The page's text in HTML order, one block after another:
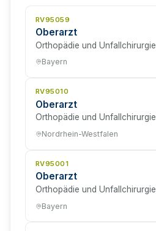
RV95059
Oberarzt
Orthopädie und Unfallchirurgie
Bayern
RV95010
Oberarzt
Orthopädie und Unfallchirurgie
Nordrhein-Westfalen
RV95001
Oberarzt
Orthopädie und Unfallchirurgie
Bayern